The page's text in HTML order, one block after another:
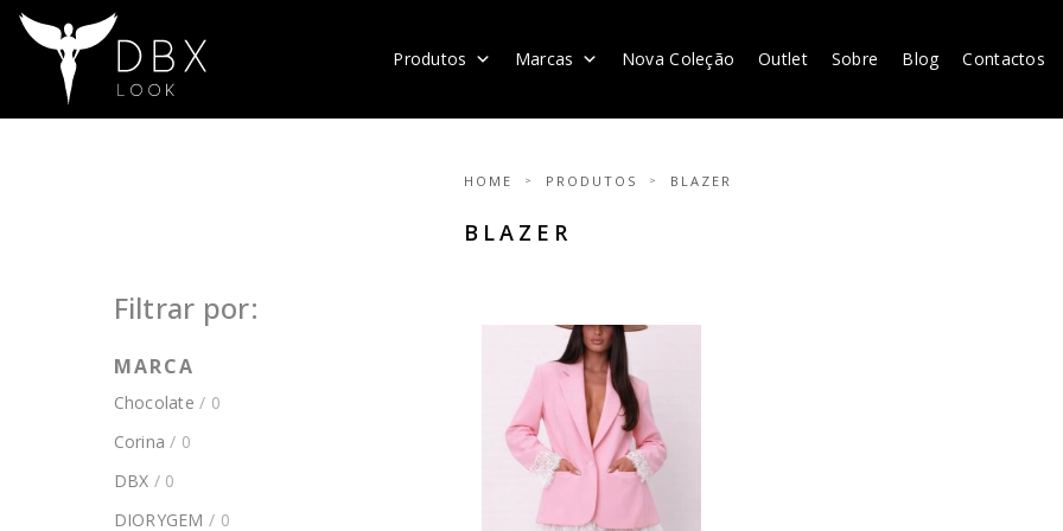
Produtos Marcas Nova Coleção Outlet Sobre Blog Contactos
HOME PRODUTOS BLAZER
BLAZER
Filtrar por:
MARCA
Chocolate / 0
Corina / 0
DBX / 0
DIORYGEM / 0